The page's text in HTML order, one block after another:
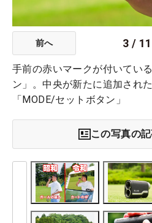
前へ 3 / 11
手前の赤いマークが付いてい
ン」。中央が新たに追加され
「MODE/セットボタン」
この写真の